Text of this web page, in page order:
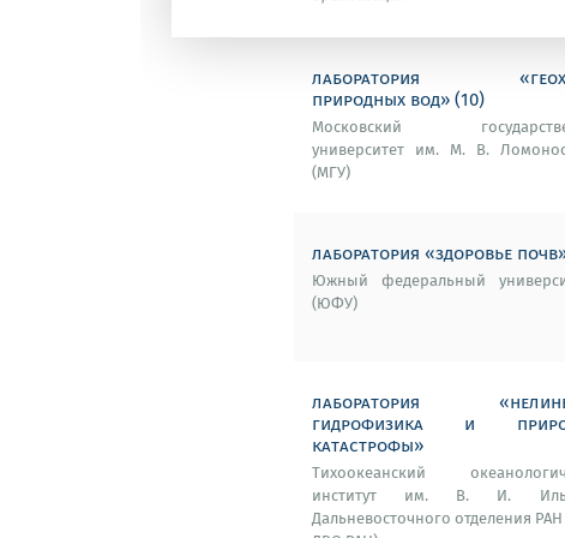
лаборатория
природных вод» (10)
Московский
университет им. М. В.
(МГУ)
лаборатория «здоровье
Южный федеральный
(ЮФУ)
лаборатория
гидрофизика и
катастрофы»
Тихоокеанский
институт им. В. И.
Дальневосточного отделения